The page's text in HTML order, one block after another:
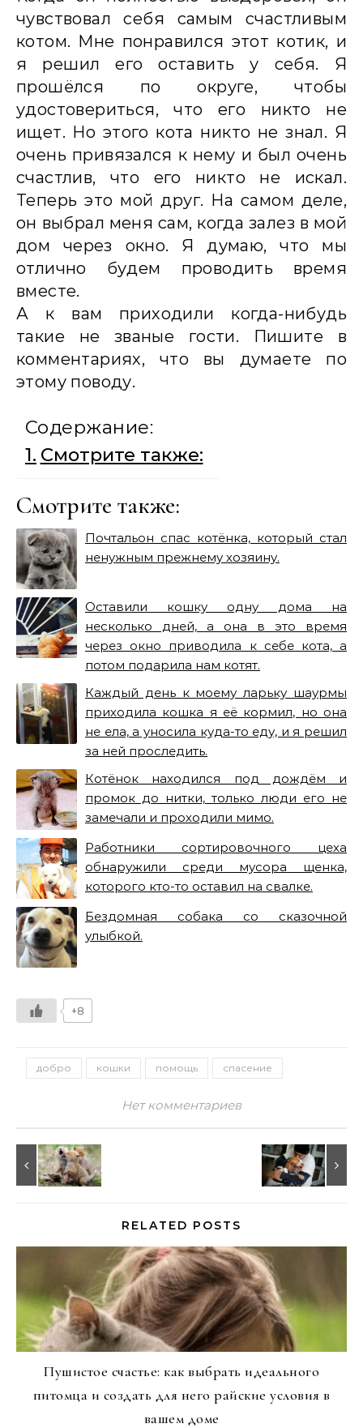
чувствовал себя самым счастливым
котом. Мне понравился этот котик, и
я решил его оставить у себя. Я
прошёлся по округе, чтобы
удостовериться, что его никто не
ищет. Но этого кота никто не знал. Я
очень привязался к нему и был очень
счастлив, что его никто не искал.
Теперь это мой друг. На самом деле,
он выбрал меня сам, когда залез в мой
дом через окно. Я думаю, что мы
отлично будем проводить время
вместе.
А к вам приходили когда-нибудь
такие не званые гости. Пишите в
комментариях, что вы думаете по
этому поводу.
Содержание:
Смотрите также:
Смотрите также:
Почтальон спас котёнка, который стал
ненужным прежнему хозяину.
Оставили кошку одну дома на
несколько дней, а она в это время
через окно приводила к себе кота, а
потом подарила нам котят.
Каждый день к моему ларьку шаурмы
приходила кошка я её кормил, но она
не ела, а уносила куда-то еду, и я решил
за ней проследить.
Котёнок находился под дождём и
промок до нитки, только люди его не
замечали и проходили мимо.
Работники сортировочного цеха
обнаружили среди мусора щенка,
которого кто-то оставил на свалке.
Бездомная собака со сказочной
улыбкой.
+8
добро кошки помощь спасение
Нет комментариев
RELATED POSTS
Пушистое счастье: как выбрать идеального
питомца и создать для него райские условия в
вашем доме